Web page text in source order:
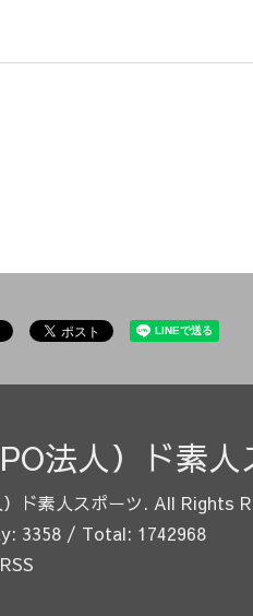
法人）ド素人
ド素人スポーツ. All Rights
3358/ Total: 1742968
RSS